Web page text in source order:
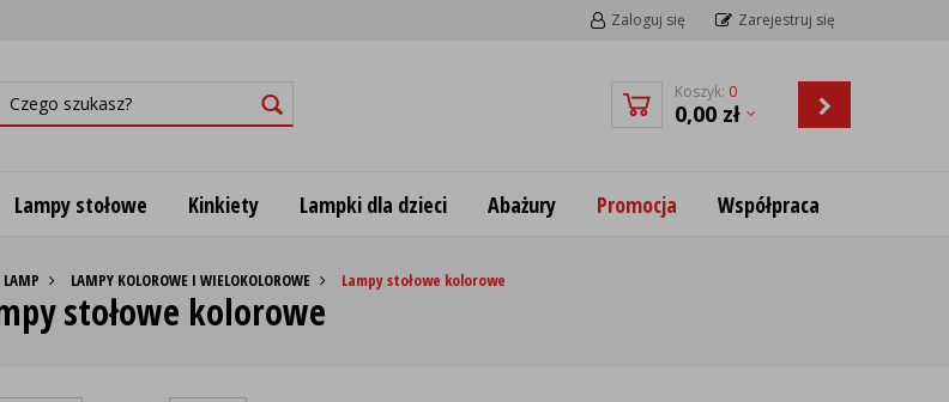
Zaloguj się Zarejestruj się
Koszyk: 0
0,00 zł
Lampy stołowe Kinkiety Lampki dla dzieci Abażury Promocja Współpraca
LAMP LAMPY KOLOROWE I WIELOKOLOROWE Lampy stołowe kolorowe
stołowe kolorowe